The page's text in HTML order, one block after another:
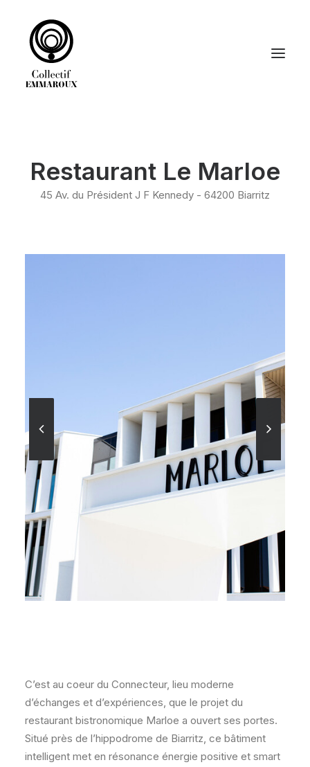
DÉCORATION
GRAPHISME
Restaurant Le Marloe
45 Av. du Président J F Kennedy - 64200 Biarritz
C’est au coeur du Connecteur, lieu moderne
d’échanges et d’expériences, que le projet du
restaurant bistronomique Marloe a ouvert ses portes.
Situé près de l’hippodrome de Biarritz, ce bâtiment
intelligent met en résonance énergie positive et smart